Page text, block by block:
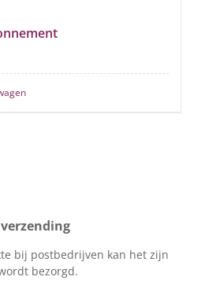
bij postbedrijven kan het zijn
bezorgd.